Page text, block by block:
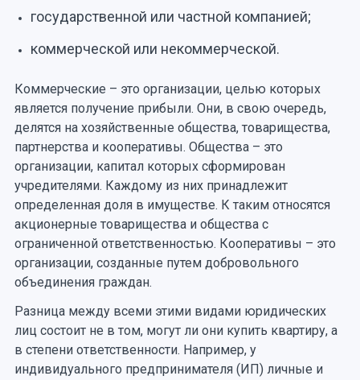
государственной или частной компанией;
коммерческой или некоммерческой.
Коммерческие – это организации, целью которых
является получение прибыли. Они, в свою очередь,
делятся на хозяйственные общества, товарищества,
партнерства и кооперативы. Общества – это
организации, капитал которых сформирован
учредителями. Каждому из них принадлежит
определенная доля в имуществе. К таким относятся
акционерные товарищества и общества с
ограниченной ответственностью. Кооперативы – это
организации, созданные путем добровольного
объединения граждан.
Разница между всеми этими видами юридических
лиц состоит не в том, могут ли они купить квартиру, а
в степени ответственности. Например, у
индивидуального предпринимателя (ИП) личные и